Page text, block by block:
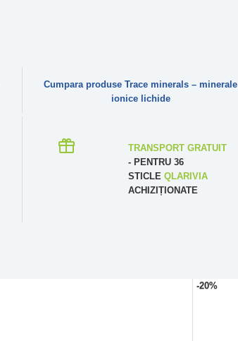
Cumpara produse Trace minerals – minerale
ionice lichide
TRANSPORT GRATUIT
- PENTRU 36
STICLE QLARIVIA
ACHIZIȚIONATE
-20%